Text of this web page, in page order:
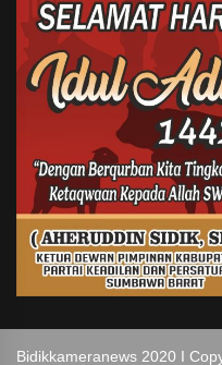
Bidikkameranews 2020 I